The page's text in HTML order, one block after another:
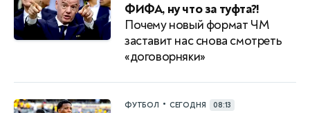
ФИФА, ну что за туфта?!
Почему новый формат ЧМ
заставит нас снова смотреть
«договорняки»
ФУТБОЛ • СЕГОДНЯ 08:13